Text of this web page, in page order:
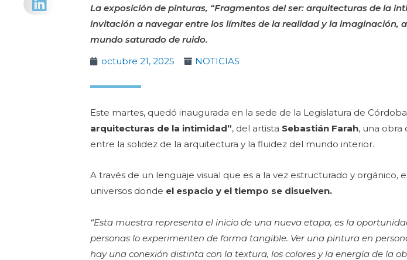
La exposición de pinturas, “Fragmentos del ser: arquitecturas de la
invitación a navegar entre los límites de la realidad y la imaginación,
mundo saturado de ruido.
octubre 21, 2025
NOTICIAS
Este martes, quedó inaugurada en la sede de la Legislatura de
arquitecturas de la intimidad”, del artista Sebastián Farah, una obra
entre la solidez de la arquitectura y la fluidez del mundo interior.
A través de un lenguaje visual que es a la vez estructurado y orgánico,
universos donde el espacio y el tiempo se disuelven.
“Esta muestra representa el inicio de una nueva etapa, es la
personas lo experimenten de forma tangible. Ver una pintura en
hay una conexión distinta con la textura, los colores y la energía de la